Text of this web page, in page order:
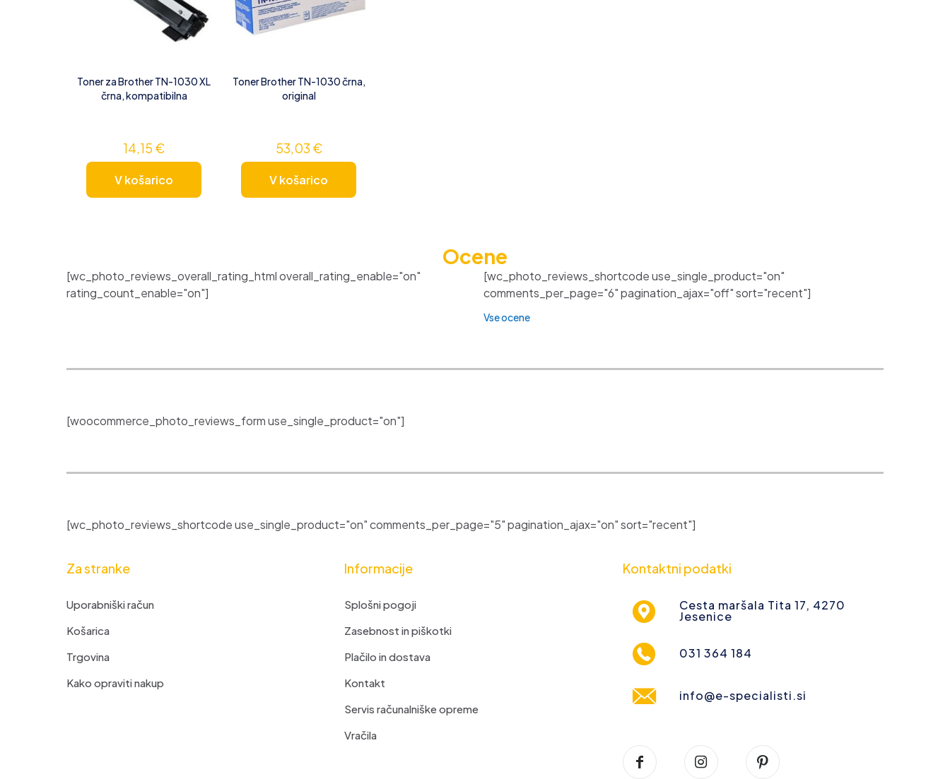
Toner za Brother TN-1030 XL
črna, kompatibilna
14,15 €
V košarico
Toner Brother TN-1030 črna,
original
53,03 €
V košarico
Ocene
[wc_photo_reviews_overall_rating_html overall_rating_enable="on"
rating_count_enable="on"]
[wc_photo_reviews_shortcode use_single_product="on"
comments_per_page="6" pagination_ajax="off" sort="recent"]
Vse ocene
[woocommerce_photo_reviews_form use_single_product="on"]
[wc_photo_reviews_shortcode use_single_product="on" comments_per_page="5" pagination_ajax="on" sort="recent"]
Za stranke
Uporabniški račun
Košarica
Trgovina
Kako opraviti nakup
Informacije
Splošni pogoji
Zasebnost in piškotki
Plačilo in dostava
Kontakt
Servis računalniške opreme
Vračila
Kontaktni podatki
Cesta maršala Tita 17, 4270
Jesenice
031 364 184
info@e-specialisti.si